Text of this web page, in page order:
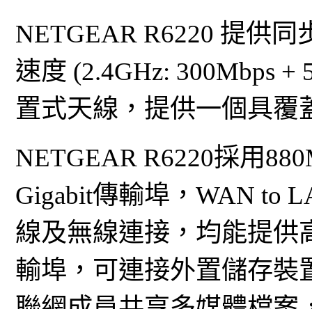
NETGEAR R6220 提供
速度 (2.4GHz: 300Mbps +
置式天線，提供一個具覆
NETGEAR R6220採用
Gigabit傳輸埠，WAN to
線及無線連接，均能提供
輸埠，可連接外置儲存裝